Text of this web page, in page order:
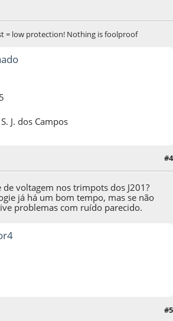
= low protection! Nothing is foolproof
J. dos Campos
#4
de voltagem nos trimpots dos J201?
já há um bom tempo, mas se não
problemas com ruído parecido.
#5